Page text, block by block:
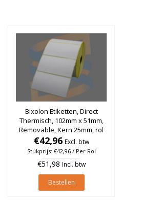
Bixolon Etiketten, Direct
Thermisch, 102mm x 51mm,
Removable, Kern 25mm, rol
à 1.370 stuks
€42,96 Excl. btw
Stukprijs: €42,96 / Per Rol
€51,98 Incl. btw
Bestellen